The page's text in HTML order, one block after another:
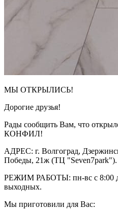
МЫ ОТКРЫЛИСЬ!
Дорогие друзья!
Рады сообщить Вам, что
КОНФИЛ!
АДРЕС: г. Волгоград,
Победы, 21ж (ТЦ "Seven7park").
РЕЖИМ РАБОТЫ: пн-вс с 8:00
выходных.
Мы приготовили для Вас: